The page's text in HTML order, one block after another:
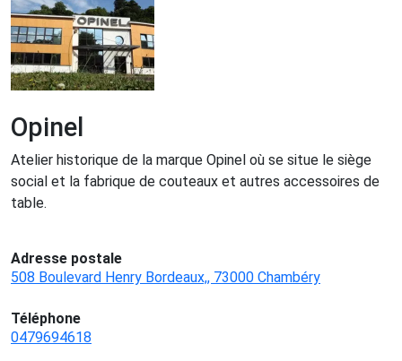
Opinel
Atelier historique de la marque Opinel où se situe le siège
social et la fabrique de couteaux et autres accessoires de
table.
Adresse postale
508 Boulevard Henry Bordeaux,, 73000 Chambéry
Téléphone
0479694618